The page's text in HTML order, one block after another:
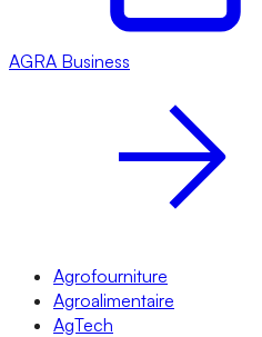
AGRA Business
Agrofourniture
Agroalimentaire
AgTech